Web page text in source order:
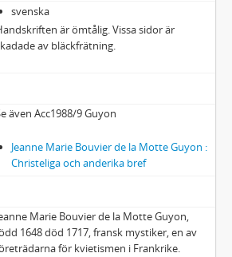
svenska
är ömtålig. Vissa sidor är
av bläckfrätning.
även Acc1988/9 Guyon
Jeanne Marie Bouvier de la Motte Guyon :
Christeliga och anderika bref
Marie Bouvier de la Motte Guyon,
1648 död 1717, fransk mystiker, en av
för kvietismen i Frankrike.